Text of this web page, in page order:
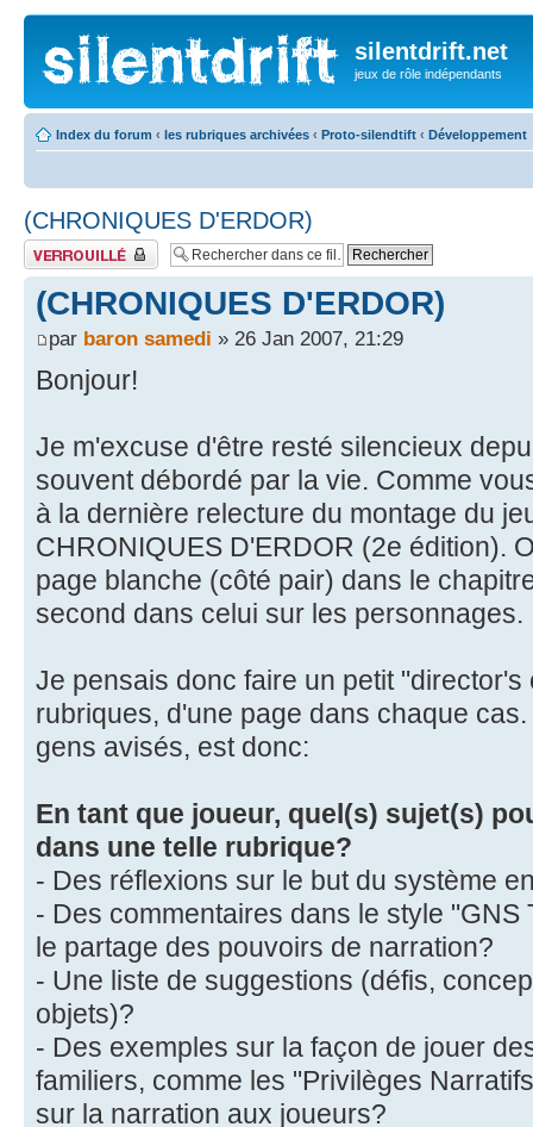
silentdrift.net
jeux de rôle indépendants
Index du forum ‹ les rubriques archivées ‹ Proto-silendtift ‹ Développement
(CHRONIQUES D'ERDOR)
Fil verrouillé
(CHRONIQUES D'ERDOR)
par baron samedi » 26 Jan 2007, 21:29
Bonjour!
Je m'excuse d'être resté silencieux
souvent débordé par la vie. Comme
à la dernière relecture du montage du
CHRONIQUES D'ERDOR (2e édition).
page blanche (côté pair) dans le
second dans celui sur les personnages.
Je pensais donc faire un petit
rubriques, d'une page dans chaque
gens avisés, est donc:
En tant que joueur, quel(s) sujet(s)
dans une telle rubrique?
- Des réflexions sur le but du système
- Des commentaires dans le style
le partage des pouvoirs de narration?
- Une liste de suggestions (défis,
objets)?
- Des exemples sur la façon de jouer
familiers, comme les "Privilèges
sur la narration aux joueurs?